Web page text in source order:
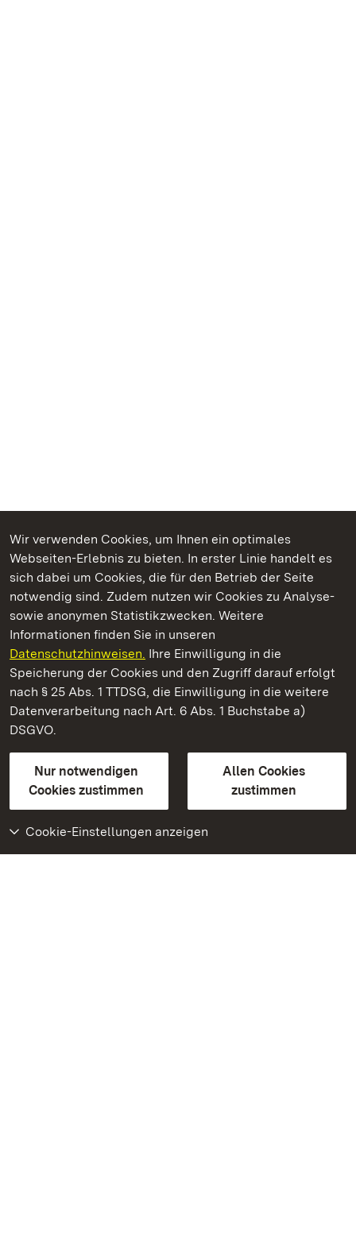
Wir verwenden Cookies, um Ihnen ein optimales
Webseiten-Erlebnis zu bieten. In erster Linie handelt es
sich dabei um Cookies, die für den Betrieb der Seite
notwendig sind. Zudem nutzen wir Cookies zu Analyse-
sowie anonymen Statistikzwecken. Weitere
Informationen finden Sie in unseren
Datenschutzhinweisen. Ihre Einwilligung in die
Speicherung der Cookies und den Zugriff darauf erfolgt
nach § 25 Abs. 1 TTDSG, die Einwilligung in die weitere
Datenverarbeitung nach Art. 6 Abs. 1 Buchstabe a)
DSGVO.
Nur notwendigen
Cookies zustimmen
Allen Cookies
zustimmen
Cookie-Einstellungen anzeigen
Kommen. Staunen. Genießen.
Schloss und Schlossgarten Schwetzingen
Staatliche Schlösser und Gärten Baden-Württemberg
Kontakt
GebärdenspracheLeichte Sprache
Erklärung zur Barrierefreiheit
BITV-konform (geprüfte Seiten)
Weiteres